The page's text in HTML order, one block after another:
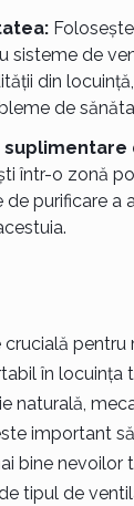
Folosește
sisteme de
din
de
suplimentare
într-o zonă
purificare a
pentru
în locuința
naturală,
important
bine nevoilor
tipul de